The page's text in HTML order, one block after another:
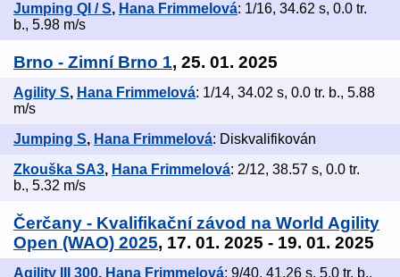
Jumping QI / S, Hana Frimmelová: 1/16, 34.62 s, 0.0 tr.
b., 5.98 m/s
Brno - Zimní Brno 1, 25. 01. 2025
Agility S, Hana Frimmelová: 1/14, 34.02 s, 0.0 tr. b., 5.88
m/s
Jumping S, Hana Frimmelová: Diskvalifikován
Zkouška SA3, Hana Frimmelová: 2/12, 38.57 s, 0.0 tr.
b., 5.32 m/s
Čerčany - Kvalifikační závod na World Agility
Open (WAO) 2025, 17. 01. 2025 - 19. 01. 2025
Agility III 300, Hana Frimmelová: 9/40, 41.26 s, 5.0 tr. b.,